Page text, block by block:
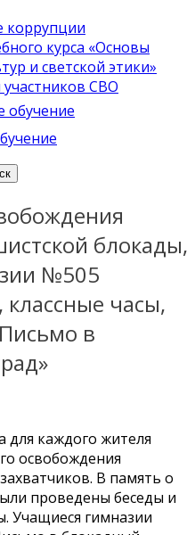
коррупции
курса «Основы
и светской этики»
СВО
обучение
блокады,
№505
классные часы,
в
для каждого жителя
освобождения
В память о
проведены беседы и
Учащиеся гимназии